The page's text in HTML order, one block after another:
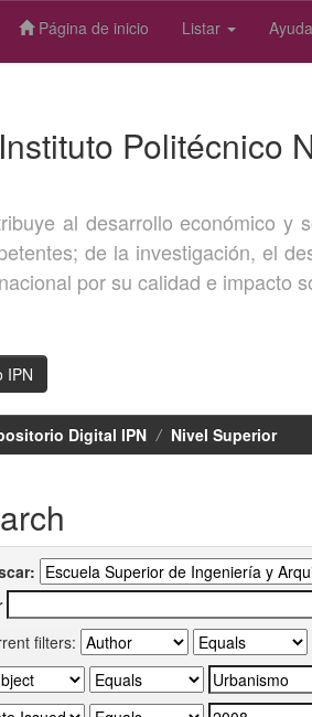
Página de inicio Listar Ayuda
Politécnico
al desarrollo económico y
de la investigación, el
por su calidad e impacto
IPN
Digital IPN Nivel Superior
filters: